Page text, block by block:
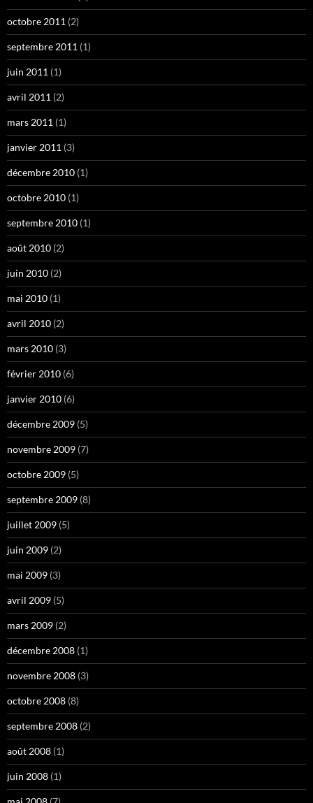
octobre 2011 (2)
septembre 2011 (1)
juin 2011 (1)
avril 2011 (2)
mars 2011 (1)
janvier 2011 (3)
décembre 2010 (1)
octobre 2010 (1)
septembre 2010 (1)
août 2010 (2)
juin 2010 (2)
mai 2010 (1)
avril 2010 (2)
mars 2010 (3)
février 2010 (6)
janvier 2010 (6)
décembre 2009 (5)
novembre 2009 (7)
octobre 2009 (5)
septembre 2009 (8)
juillet 2009 (5)
juin 2009 (2)
mai 2009 (3)
avril 2009 (5)
mars 2009 (2)
décembre 2008 (1)
novembre 2008 (3)
octobre 2008 (8)
septembre 2008 (2)
août 2008 (1)
juin 2008 (1)